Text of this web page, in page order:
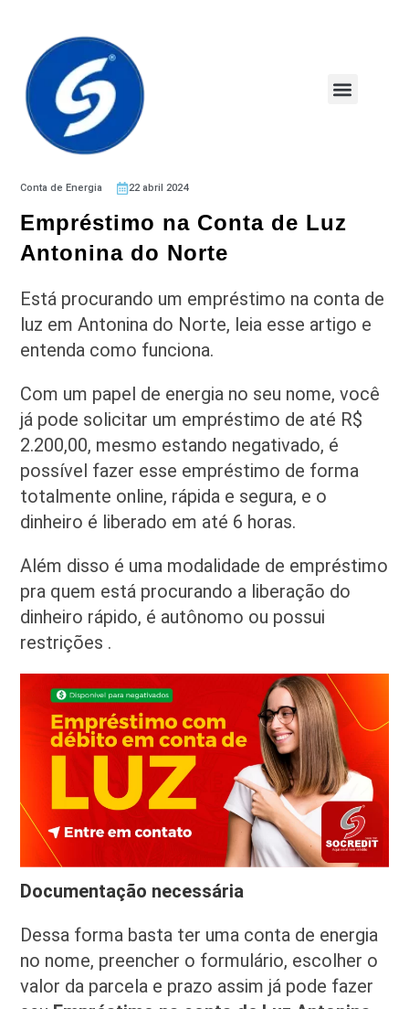
Conta de Energia 22 abril 2024
Empréstimo na Conta de Luz
Antonina do Norte
Está procurando um empréstimo na conta de
luz em Antonina do Norte, leia esse artigo e
entenda como funciona.
Com um papel de energia no seu nome, você
já pode solicitar um empréstimo de até R$
2.200,00, mesmo estando negativado, é
possível fazer esse empréstimo de forma
totalmente online, rápida e segura, e o
dinheiro é liberado em até 6 horas.
Além disso é uma modalidade de empréstimo
pra quem está procurando a liberação do
dinheiro rápido, é autônomo ou possui
restrições .
Documentação necessária
Dessa forma basta ter uma conta de energia
no nome, preencher o formulário, escolher o
valor da parcela e prazo assim já pode fazer